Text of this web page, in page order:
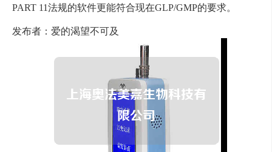
PART 11法规的软件更能符合现在GLP/GMP的要求。
发布者：爱的渴望不可及